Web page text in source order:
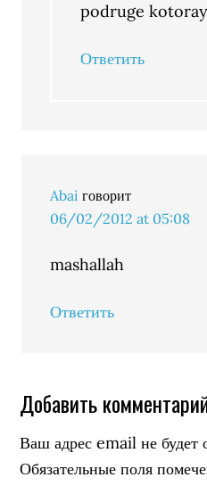
podruge
Ответить
Abai говорит
06/02/2012 at 05:08
mashallah
Ответить
Добавить
Ваш адрес email не будет
Обязательные поля